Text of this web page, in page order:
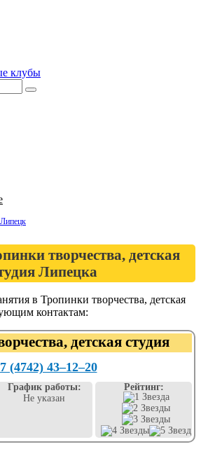
клубы
Липецк
творчества, детская
Липецка
в Тропинки творчества, детская
контактам:
детская студия
(4742) 43‒12‒20
График работы:
Не указан
Рейтинг: